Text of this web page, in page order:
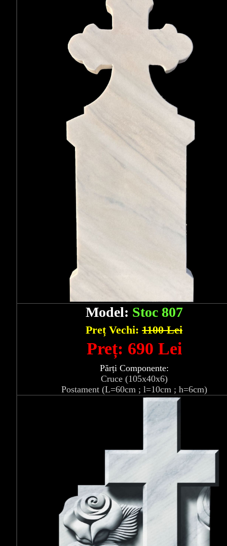
Model: Stoc 807
Preț Vechi: 1100 Lei
Preț: 690 Lei
Părți Componente:
Cruce (105x40x6)
Postament (L=60cm ; l=10cm ; h=6cm)